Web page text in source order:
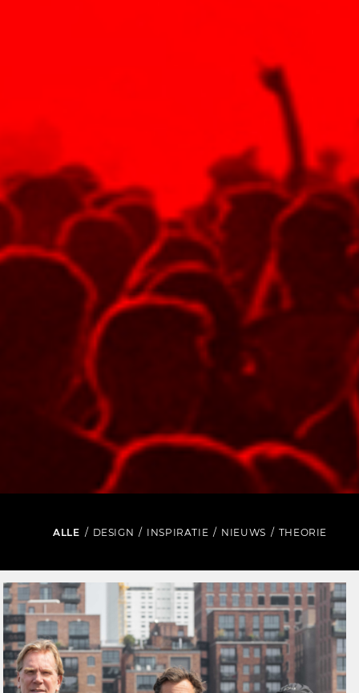
ALLE / DESIGN / INSPIRATIE / NIEUWS / THEORIE